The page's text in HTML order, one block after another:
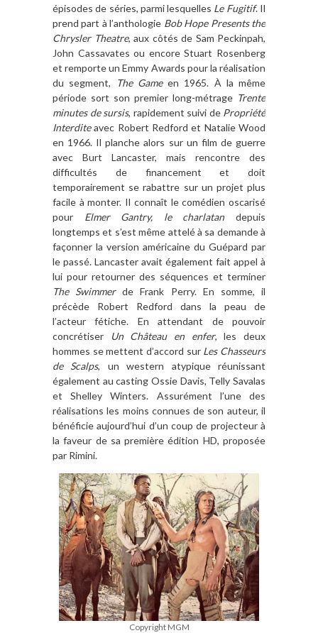
épisodes de séries, parmi lesquelles Le Fugitif. Il
prend part à l’anthologie Bob Hope Presents the
Chrysler Theatre, aux côtés de Sam Peckinpah,
John Cassavates ou encore Stuart Rosenberg
et remporte un Emmy Awards pour la réalisation
du segment,
The Gameen 1965. À la même
période sort son premier long-métrage Trente
minutes de sursis, rapidement suivi de Propriété
Interditeavec Robert Redford et Natalie Wood
en 1966. Il planche alors sur un film de guerre
avec Burt Lancaster, mais rencontre des
difficultés de financement et doit
temporairement se rabattre sur un projet plus
facile à monter. Il connaît le comédien oscarisé
pour Elmer Gantry, le charlatandepuis
longtemps et s’est même attelé à sa demande à
façonner la version américaine du Guépard par
le passé. Lancaster avait également fait appel à
lui pour retourner des séquences et terminer
The Swimmerde Frank Perry. En somme, il
précède Robert Redford dans la peau de
l’acteur fétiche. En attendant de pouvoir
concrétiser
Un Château en enfer, les deux
hommes se mettent d’accord sur Les Chasseurs
de Scalps, un western atypique réunissant
également au casting Ossie Davis, Telly Savalas
et Shelley Winters. Assurément l’une des
réalisations les moins connues de son auteur, il
bénéficie aujourd’hui d’un coup de projecteur à
la faveur de sa première édition HD, proposée
par Rimini.
Copyright MGM